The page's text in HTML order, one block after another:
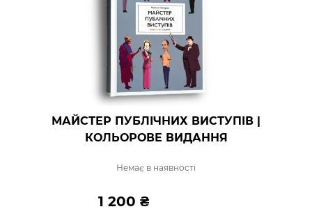
МАЙСТЕР ПУБЛІЧНИХ ВИСТУПІВ |
КОЛЬОРОВЕ ВИДАННЯ
Немає в наявності
1 200 ₴